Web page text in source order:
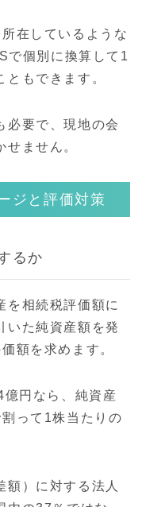
在しているような
で個別に換算して1
もできます。
必要で、現地の会
ません。
ジと評価対策
るか
を相続税評価額に
いた純資産額を発
額を求めます。
円なら、純資産
って1株当たりの
額）に対する法人